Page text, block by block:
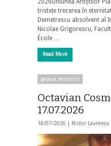
tristețe trecerea în
Demetrescu absolvent al
Nicolae Grigorescu,
École …
Read More
galaxia nemuririi
Octavian
17.07.2026
18/07/2026 | Nistor Laurențiu